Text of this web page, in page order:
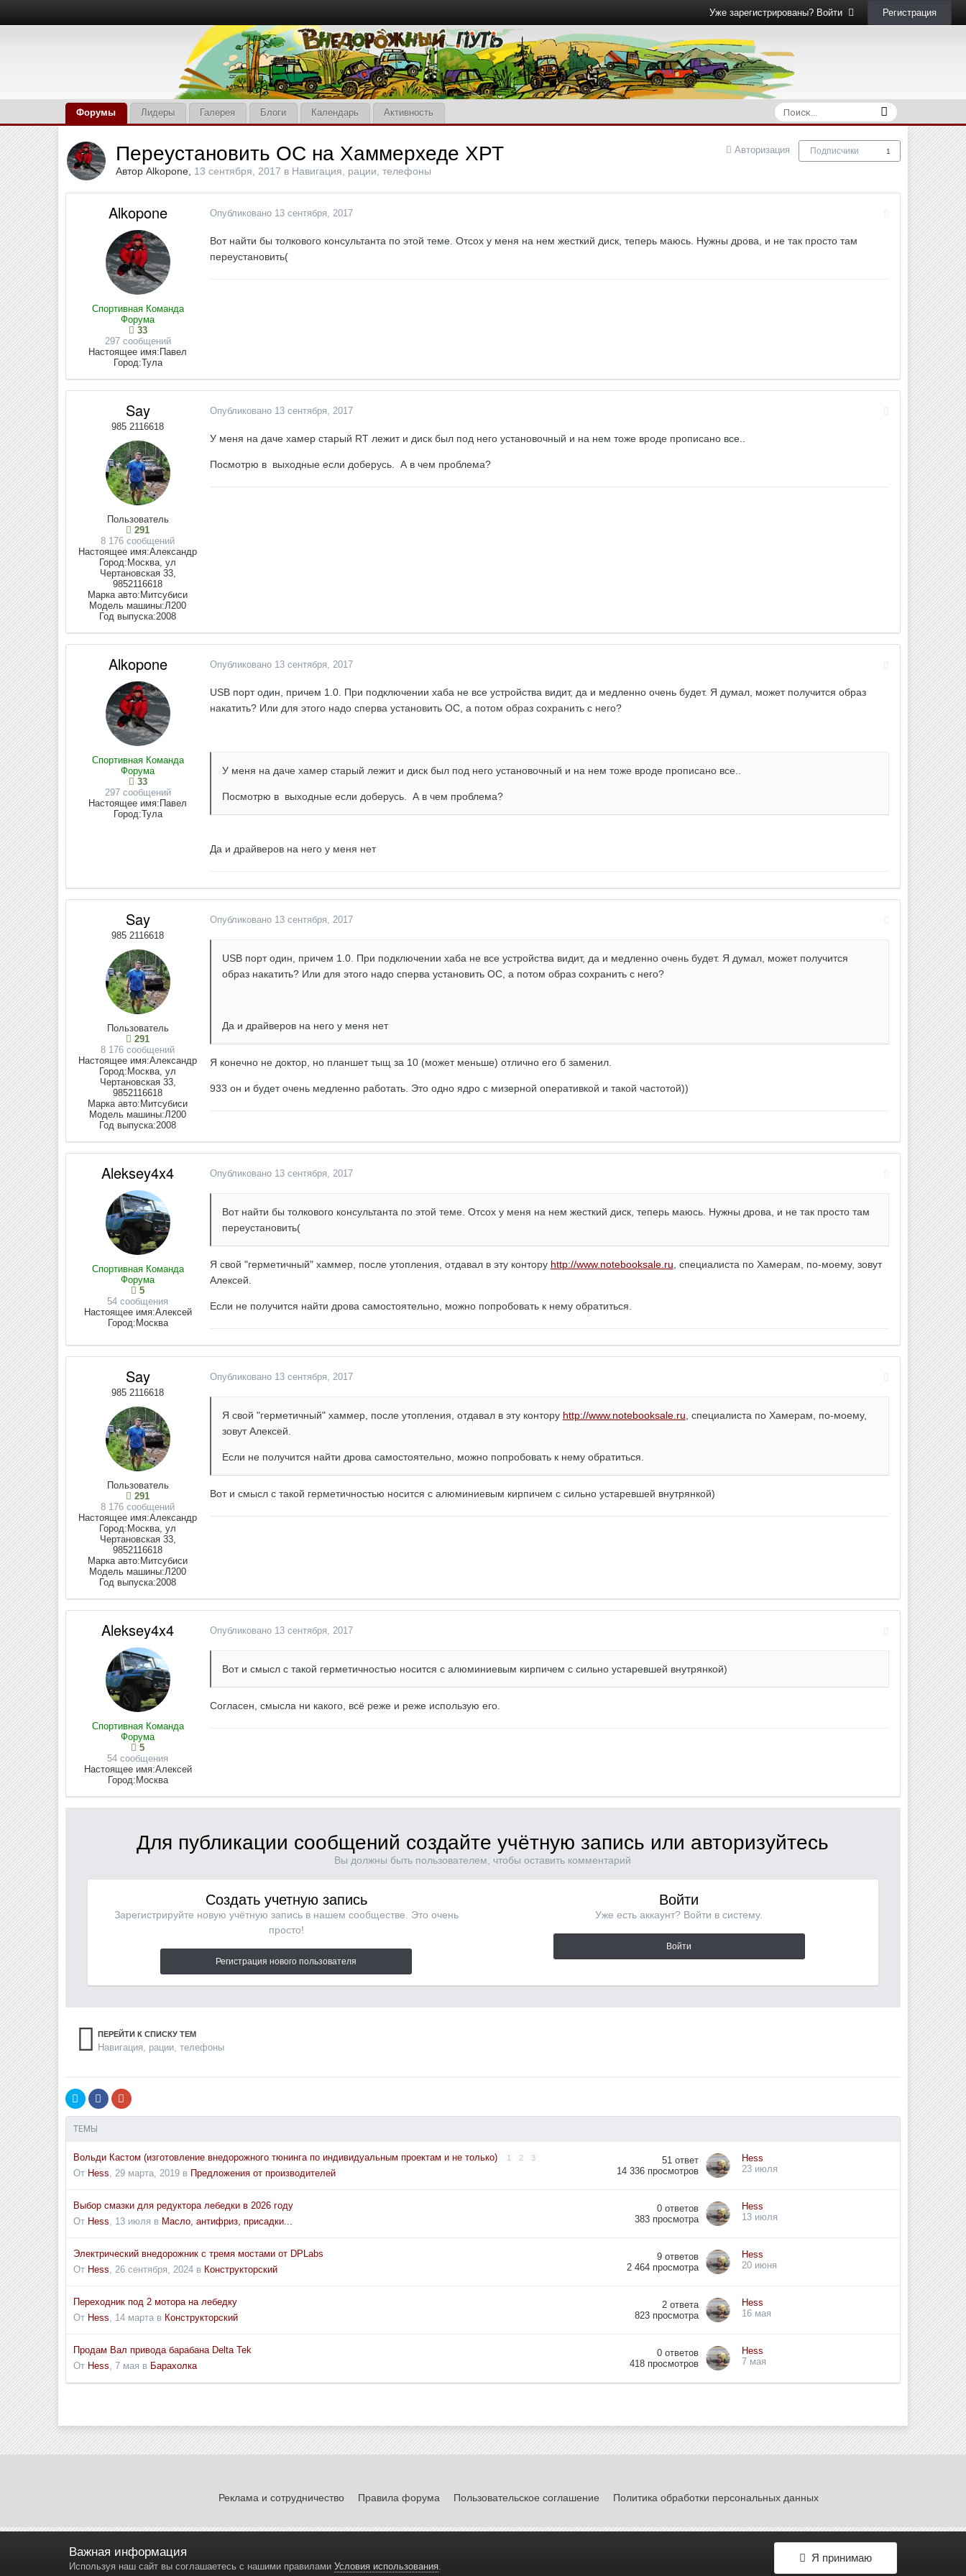
Уже зарегистрированы? Войти Регистрация
Форумы Лидеры Галерея Блоги Календарь Активность
Авторизация Подписчики 1
Переустановить ОС на Хаммерхеде ХРТ
Автор Alkopone, 13 сентября, 2017 в Навигация, рации, телефоны
Alkopone
Спортивная Команда
Форума
33
297 сообщений
Настоящее имя: Павел
Город:Тула
Опубликовано 13 сентября, 2017
Вот найти бы толкового консультанта по этой теме. Отсох у меня на нем жесткий диск, теперь маюсь. Нужны дрова, и не так просто там
переустановить(
Say
985 2116618
Пользователь
291
8 176 сообщений
Настоящее имя:Александр
Город: Москва, ул
Чертановская 33,
9852116618
Марка авто: Митсубиси
Модель машины:Л200
Год выпуска:2008
Опубликовано 13 сентября, 2017
У меня на даче хамер старый RT лежит и диск был под него установочный и на нем тоже вроде прописано все..
Посмотрю в выходные если доберусь. А в чем проблема?
Alkopone
Спортивная Команда
Форума
33
297 сообщений
Настоящее имя: Павел
Город:Тула
Опубликовано 13 сентября, 2017
USB порт один, причем 1.0. При подключении хаба не все устройства видит, да и медленно очень будет. Я думал, может получится образ
накатить? Или для этого надо сперва установить ОС, а потом образ сохранить с него?
У меня на даче хамер старый лежит и диск был под него установочный и на нем тоже вроде прописано все..
Посмотрю в выходные если доберусь. А в чем проблема?
Да и драйверов на него у меня нет
Say
985 2116618
Пользователь
291
8 176 сообщений
Настоящее имя:Александр
Город: Москва, ул
Чертановская 33,
9852116618
Марка авто: Митсубиси
Модель машины:Л200
Год выпуска:2008
Опубликовано 13 сентября, 2017
USB порт один, причем 1.0. При подключении хаба не все устройства видит, да и медленно очень будет. Я думал, может получится
образ накатить? Или для этого надо сперва установить ОС, а потом образ сохранить с него?
Да и драйверов на него у меня нет
Я конечно не доктор, но планшет тыщ за 10 (может меньше) отлично его б заменил.
933 он и будет очень медленно работать. Это одно ядро с мизерной оперативкой и такой частотой))
Aleksey4x4
Спортивная Команда
Форума
5
54 сообщения
Настоящее имя:Алексей
Город: Москва
Опубликовано 13 сентября, 2017
Вот найти бы толкового консультанта по этой теме. Отсох у меня на нем жесткий диск, теперь маюсь. Нужны дрова, и не так просто там
переустановить(
Я свой "герметичный" хаммер, после утопления, отдавал в эту контору http://www.notebooksale.ru , специалиста по Хамерам, по-моему, зовут
Алексей.
Если не получится найти дрова самостоятельно, можно попробовать к нему обратиться.
Say
985 2116618
Пользователь
291
8 176 сообщений
Настоящее имя:Александр
Город: Москва, ул
Чертановская 33,
9852116618
Марка авто: Митсубиси
Модель машины:Л200
Год выпуска:2008
Опубликовано 13 сентября, 2017
Я свой "герметичный" хаммер, после утопления, отдавал в эту контору http://www.notebooksale.ru , специалиста по Хамерам, по-моему,
зовут Алексей.
Если не получится найти дрова самостоятельно, можно попробовать к нему обратиться.
Вот и смысл с такой герметичностью носится с алюминиевым кирпичем с сильно устаревшей внутрянкой)
Aleksey4x4
Спортивная Команда
Форума
5
54 сообщения
Настоящее имя:Алексей
Город: Москва
Опубликовано 13 сентября, 2017
Вот и смысл с такой герметичностью носится с алюминиевым кирпичем с сильно устаревшей внутрянкой)
Согласен, смысла ни какого, всё реже и реже использую его.
Для публикации сообщений создайте учётную запись или авторизуйтесь
Вы должны быть пользователем, чтобы оставить комментарий
Создать учетную запись
Зарегистрируйте новую учётную запись в нашем сообществе. Это очень
просто!
Регистрация нового пользователя
Войти
Уже есть аккаунт? Войти в систему.
Войти
ПЕРЕЙТИ К СПИСКУ ТЕМ
Навигация, рации, телефоны
ТЕМЫ
Вольди Кастом (изготовление внедорожного тюнинга по индивидуальным проектам и не только) 1 2 3
От Hess, 29 марта, 2019в Предложения от производителей
51 ответ
14 336 просмотров
Hess
23 июля
Выбор смазки для редуктора лебедки в 2026 году
От Hess, 13 июля в Масло, антифриз, присадки...
0 ответов
383 просмотра
Hess
13 июля
Электрический внедорожник с тремя мостами от DPLabs
От Hess, 26 сентября, 2024в Конструкторский
9 ответов
2 464 просмотра
Hess
20 июня
Переходник под 2 мотора на лебедку
От Hess, 14 мартав Конструкторский
2 ответа
823 просмотра
Hess
16 мая
Продам Вал привода барабана Delta Tek
От Hess, 7 мая в Барахолка
0 ответов
418 просмотров
Hess
7 мая
Реклама и сотрудничество Правила форума Пользовательское соглашение Политика обработки персональных данных
Важная информация
Используя наш сайт вы соглашаетесь с нашими правилами Условия использования.
Я принимаю